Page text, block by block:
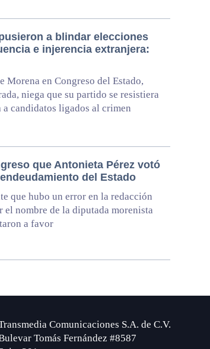
a blindar elecciones
e injerencia extranjera:
Morena en Congreso del Estado,
niega que su partido se resistiera
a candidatos ligados al crimen
que Antonieta Pérez votó
del Estado
que hubo un error en la redacción
nombre de la diputada morenista
a favor
Comunicaciones S.A. de C.V.
Tomás Fernández #8587